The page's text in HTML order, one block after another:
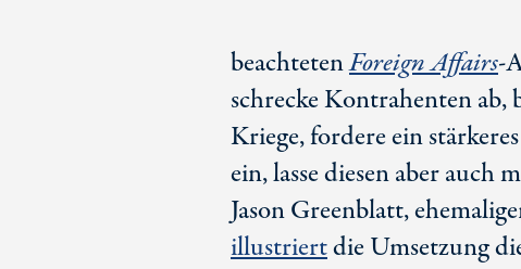
beachtetenForeign Affairs-
schrecke Kontrahenten ab,
Kriege, fordere ein
ein, lasse diesen aber
Jason Greenblatt,
illustriertdie Umsetzung